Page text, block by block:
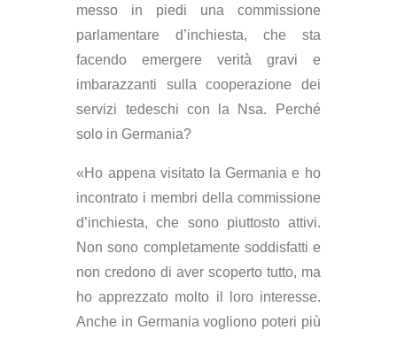
messo in piedi una commissione
parlamentare d’inchiesta, che sta
facendo emergere verità gravi e
imbarazzanti sulla cooperazione dei
servizi tedeschi con la Nsa. Perché
solo in Germania?
«Ho appena visitato la Germania e ho
incontrato i membri della commissione
d’inchiesta, che sono piuttosto attivi.
Non sono completamente soddisfatti e
non credono di aver scoperto tutto, ma
ho apprezzato molto il loro interesse.
Anche in Germania vogliono poteri più